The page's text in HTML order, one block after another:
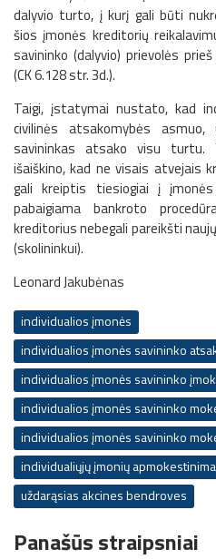
dalyvio turto, į kurį gali būti
šios įmonės kreditorių
savininko (dalyvio) prievolės
(CK 6.128 str. 3d.).
Taigi, įstatymai nustato, kad
civilinės atsakomybės
savininkas atsako visu turtu.
išaiškino, kad ne visais atvejais
gali kreiptis tiesiogiai į
pabaigiama bankroto
kreditorius nebegali pareikšti
(skolininkui).
Leonard Jakubėnas
individualios įmonės
individualios įmonės savininko
individualios įmonės savininko
individualios įmonės savininko
individualios įmonės savininko
individualiųjų įmonių
uždarąsias akcines bendroves
Panašūs straipsniai